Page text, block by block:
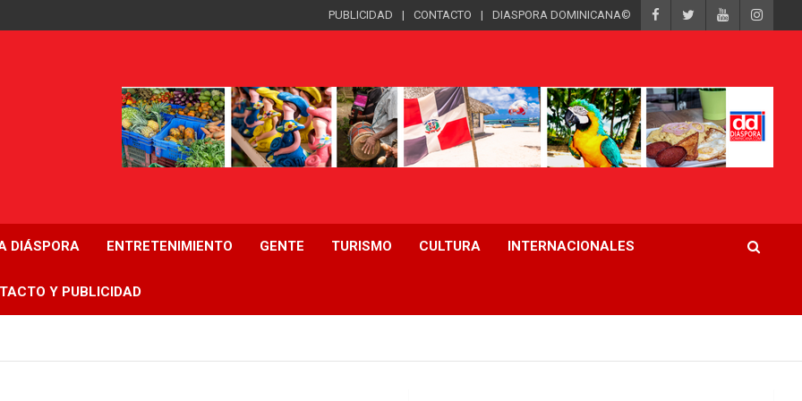
PUBLICIDAD CONTACTO DIASPORA DOMINICANA©
DIÁSPORA ENTRETENIMIENTO GENTE TURISMO CULTURA INTERNACIONALES
Y PUBLICIDAD